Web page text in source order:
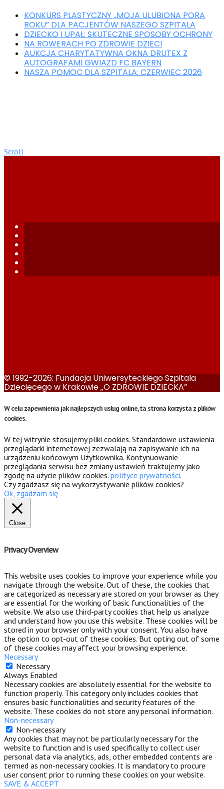
KONKURS PLASTYCZNY „MOJA ULUBIONA PORA
ROKU” DLA PACJENTÓW NASZEGO SZPITALA
DZIECKO I UPAŁ: SKUTECZNE SPOSOBY OCHRONY
NA ROWERACH PO ZDROWIE DZIECI
AUKCJA CHARYTATYWNA OKNA DRUTEX Z
AUTOGRAFAMI GWIAZD FC BAYERN
NASZA POMOC DLA SZPITALA: CZERWIEC 2026
Scroll
© 1992-2026: Fundacja Uniwersyteckiego Szpitala
Dziecięcego w Krakowie „O ZDROWIE DZIECKA”
W celu zapewnienia jak najlepszych usług online, ta strona korzysta z plików
cookies.
W tej witrynie stosujemy pliki cookies. Standardowe ustawienia
przeglądarki internetowej zezwalają na zapisywanie ich na
urządzeniu końcowym Użytkownika. Kontynuowanie
przeglądania serwisu bez zmiany ustawień traktujemy jako
zgodę na użycie plików cookies. polityce prywatności.
Czy zgadzasz się na wykorzystywanie plików cookies?
Ok, zgadzam się
Close
Privacy Overview
This website uses cookies to improve your experience while you
navigate through the website. Out of these, the cookies that
are categorized as necessary are stored on your browser as they
are essential for the working of basic functionalities of the
website. We also use third-party cookies that help us analyze
and understand how you use this website. These cookies will be
stored in your browser only with your consent. You also have
the option to opt-out of these cookies. But opting out of some
of these cookies may affect your browsing experience.
Necessary
Necessary
Always Enabled
Necessary cookies are absolutely essential for the website to
function properly. This category only includes cookies that
ensures basic functionalities and security features of the
website. These cookies do not store any personal information.
Non-necessary
Non-necessary
Any cookies that may not be particularly necessary for the
website to function and is used specifically to collect user
personal data via analytics, ads, other embedded contents are
termed as non-necessary cookies. It is mandatory to procure
user consent prior to running these cookies on your website.
SAVE & ACCEPT